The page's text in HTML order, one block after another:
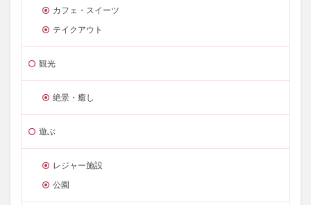
カフェ・スイーツ
テイクアウト
観光
絶景・癒し
遊ぶ
レジャー施設
公園